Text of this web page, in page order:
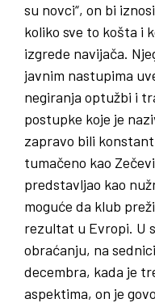
su novci“, on bi
koliko sve to košta i
izgrede navijača.
javnim nastupima
negiranja optužbi i
postupke koje je
zapravo bili
tumačeno kao
predstavljao kao
moguće da klub
rezultat u Evropi. U
obraćanju, na
decembra, kada je
aspektima, on je